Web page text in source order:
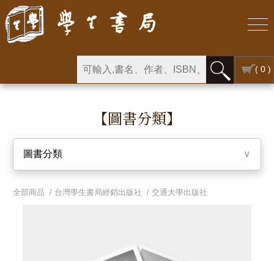
( 0 )
【圖書分類】
圖書分類 ∨
全部商品 / 台灣學生書局經銷出版社 /交通大學出版社